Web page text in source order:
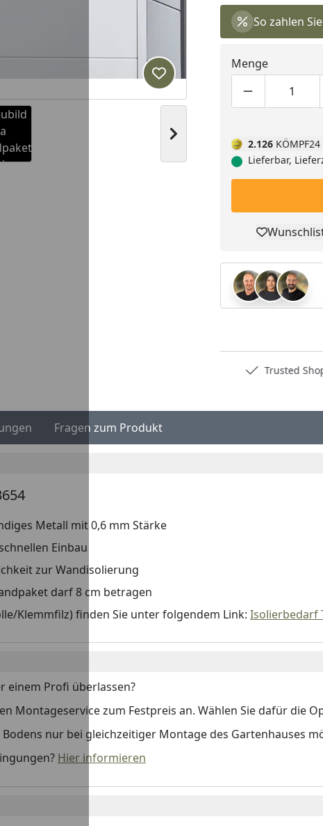
Nächstes Bild anzeigen
Produkt zur Wunschliste
So zahlen
Menge
2.126
Lieferbar,
Trusted
Fragen zum Produkt
Metall mit 0,6 mm Stärke
Einbau
zur Wandisolierung
darf 8 cm betragen
Klemmfilz) finden Sie unter folgendem Link: Isolierbedarf
einem Profi überlassen?
Montageservice zum Festpreis an. Wählen Sie dafür die
nur bei gleichzeitiger Montage des Gartenhauses
Hier informieren